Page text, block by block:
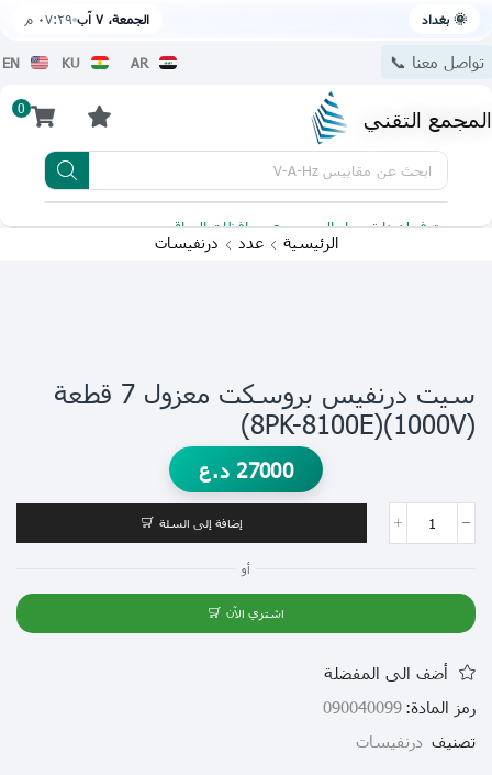
🌞 بغداد الجمعة، ٧ آب ٠٧:٢٩ م
تواصل معنا 📞 AR
KU
EN
المجمع التقني 0
ابحث عن مقاييس V-A-Hz
يتوفر لدينا توصيل الى جميع محافظات العراق
الرئيسية عدد درنفيسات
سيت درنفيس بروسكت معزول 7 قطعة
(1000V)(8PK-8100E)
27000 د.ع
إضافة إلى السلة
أو
اشتري الآن
أضف الى المفضلة
رمز المادة: 090040099
تصنيف درنفيسات